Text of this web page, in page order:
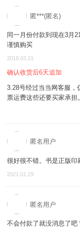
匿***(匿名)
同一月份付款到现在3月
谨慎购买
2018.03.21
确认收货后6天追加
3.28号经过当当网客服，
票运费这些还要买家承担
匿名用户
很好很不错。书是正版印
2021.01.29
匿名用户
不会付款了就没消息了吧